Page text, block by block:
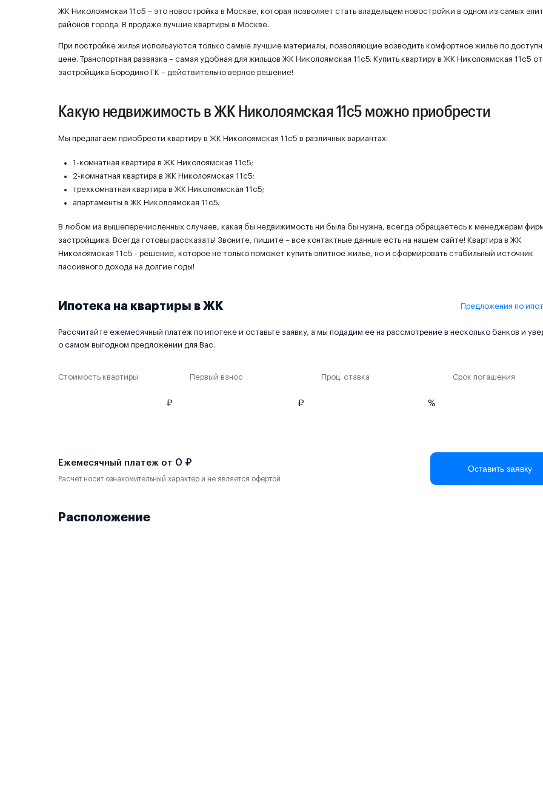
ЖК Николоямская 11с5 – это новостройка в Москве, которая позволяет стать владельцем новостройки в одном из самых
районов города. В продаже лучшие квартиры в Москве.
При постройке жилья используются только самые лучшие материалы, позволяющие возводить комфортное жилье по
цене. Транспортная развязка – самая удобная для жильцов ЖК Николоямская 11с5. Купить квартиру в ЖК Николоямская 11с5 от
застройщика Бородино ГК – действительно верное решение!
Какую недвижимость в ЖК Николоямская 11с5 можно приобрести
Мы предлагаем приобрести квартиру в ЖК Николоямская 11с5 в различных вариантах:
1-комнатная квартира в ЖК Николоямская 11с5;
2-комнатная квартира в ЖК Николоямская 11с5;
трехкомнатная квартира в ЖК Николоямская 11с5;
апартаменты в ЖК Николоямская 11с5.
В любом из вышеперечисленных случаев, какая бы недвижимость ни была бы нужна, всегда обращаетесь к менеджерам
застройщика. Всегда готовы рассказать! Звоните, пишите – все контактные данные есть на нашем сайте! Квартира в ЖК
Николоямская 11с5 - решение, которое не только поможет купить элитное жилье, но и сформировать стабильный источник
пассивного дохода на долгие годы!
Ипотека на квартиры в ЖК Предложения по
Рассчитайте ежемесячный платеж по ипотеке и оставьте заявку, а мы подадим ее на рассмотрение в несколько банков и
о самом выгодном предложении для Вас.
Стоимость квартиры
₽
Первый взнос
₽
Проц. ставка
%
Срок погашения
Ежемесячный платеж от 0 ₽
Расчет носит ознакомительный характер и не является офертой
Оставить заявку
Расположение